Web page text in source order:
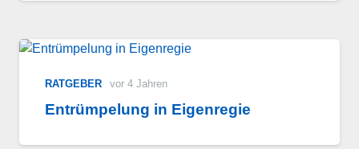
RATGEBER vor 4 Jahren
Entrümpelung in Eigenregie